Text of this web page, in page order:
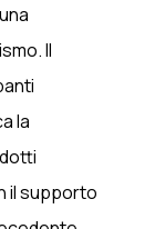
Il
la
il supporto